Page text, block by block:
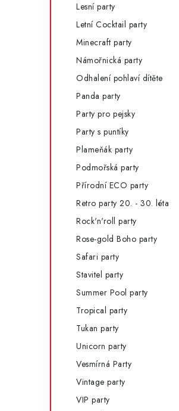
Lesní party
Letní Cocktail party
Minecraft party
Námořnická party
Odhalení pohlaví dítěte
Panda party
Party pro pejsky
Party s puntíky
Plameňák party
Podmořská party
Přírodní ECO party
Retro party 20. - 30. léta
Rock'n'roll party
Rose-gold Boho party
Safari party
Stavitel party
Summer Pool party
Tropical party
Tukan party
Unicorn party
Vesmírná Party
Vintage party
VIP party